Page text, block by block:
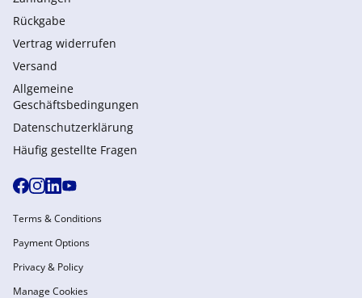
Rückgabe
Vertrag widerrufen
Versand
Allgemeine
Geschäftsbedingungen
Datenschutzerklärung
Häufig gestellte Fragen
Terms & Conditions
Payment Options
Privacy & Policy
Manage Cookies